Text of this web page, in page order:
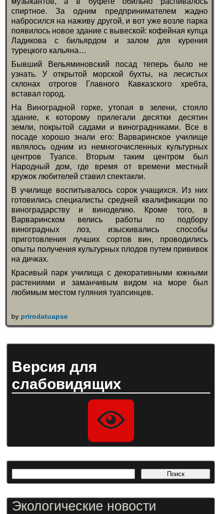
спиртное. За одним предпринимателем жадно
набросился на наживу другой, и вот уже возле парка
появилось новое здание с вывеской: кофейная купца
Ладикова с бильярдом и залом для курения
турецкого кальяна…
Бывший Вельяминовский посад теперь было не
узнать. У открытой морской бухты, на лесистых
склонах отрогов Главного Кавказского хребта,
вставал город.
На Виноградной горке, утопая в зелени, стояло
здание, к которому прилегали десятки десятин
земли, покрытой садами и виноградниками. Все в
посаде хорошо знали его: Варваринское училище
являлось одним из немногочисленных культурных
центров Туапсе. Вторым таким центром был
Народный дом, где время от времени местный
кружок любителей ставил спектакли.
В училище воспитывалось сорок учащихся. Из них
готовились специалисты средней квалификации по
виноградарству и виноделию. Кроме того, в
Варваринском велись работы по подбору
виноградных лоз, изыскивались способы
приготовления лучших сортов вин, проводились
опыты получения культурных плодов путем прививок
на дичках.
Красивый парк училища с декоративными южными
растениями и заманчивым видом на море был
любимым местом гуляния туапсинцев.
by prirodatuapse
Версия для
слабовидящих
Экологические новости